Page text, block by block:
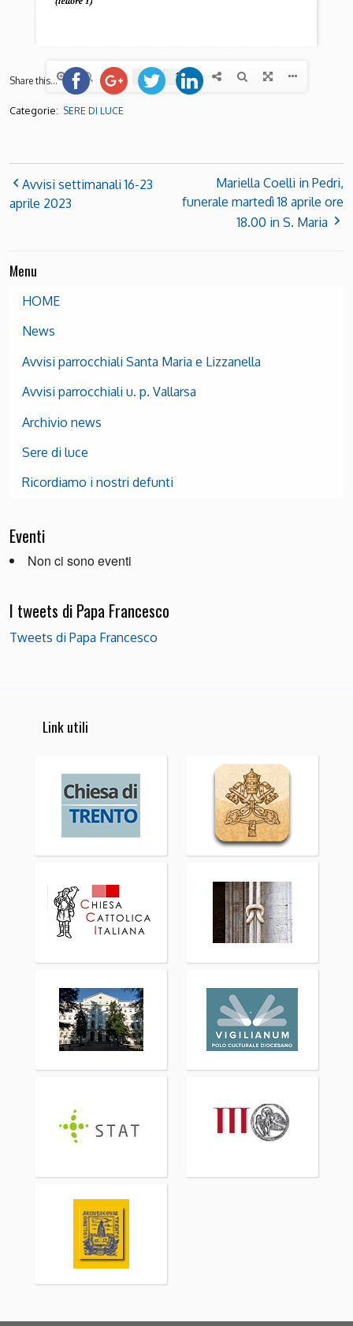
Share this...
Categorie: SERE DI LUCE
Avvisi settimanali 16-23
aprile 2023
Mariella Coelli in Pedri,
funerale martedì 18 aprile ore
18.00 in S. Maria
Menu
HOME
News
Avvisi parrocchiali Santa Maria e Lizzanella
Avvisi parrocchiali u. p. Vallarsa
Archivio news
Sere di luce
Ricordiamo i nostri defunti
Eventi
Non ci sono eventi
I tweets di Papa Francesco
Tweets di Papa Francesco
Link utili